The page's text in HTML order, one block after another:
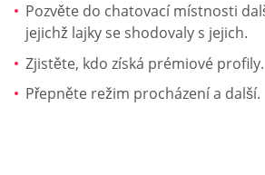
Pozvěte do chatovací místnosti
jejichž lajky se shodovaly s jejich.
Zjistěte, kdo získá prémiové profily.
Přepněte režim procházení a další.